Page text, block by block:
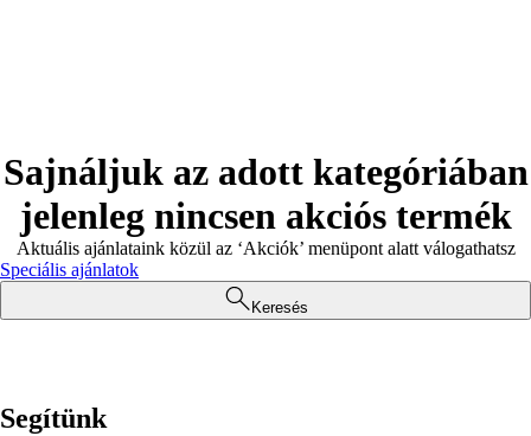
Sajnáljuk az adott kategóriában
jelenleg nincsen akciós termék
Aktuális ajánlataink közül az ‘Akciók’ menüpont alatt válogathatsz
Speciális ajánlatok
Keresés
Segítünk